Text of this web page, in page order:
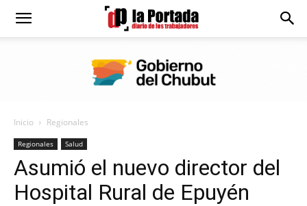
Diario
Portada
Inicio Regionales
Regionales Salud
Asumió el nuevo director del
Hospital Rural de Epuyén